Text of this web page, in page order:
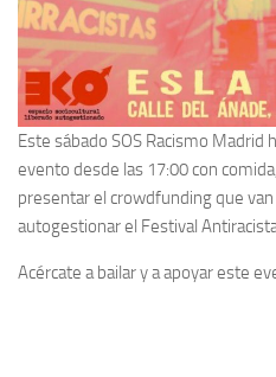
Este sábado SOS Racismo Madrid
evento desde las 17:00 con
presentar el crowdfunding que
autogestionar el Festival
Acércate a bailar y a apoyar este